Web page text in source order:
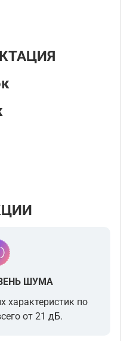
ШУМА
характеристик по
от 21 дБ.